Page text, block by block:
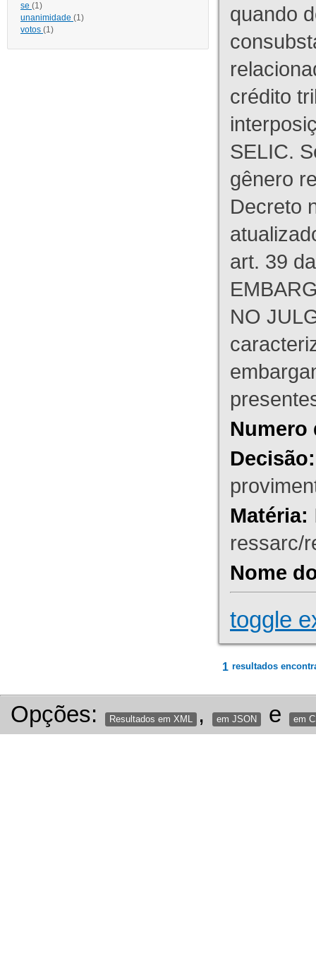
se (1)
unanimidade (1)
votos (1)
quando
crédito
SELIC.
gênero
Decreto
art. 39
NO
Numero
Decisão:
Matéria:
ressarc/
Nome
toggle
1 resultados
Opções: Resultados em XML , em JSON e em